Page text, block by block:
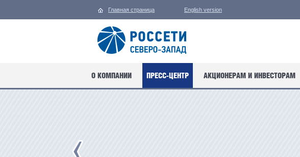
Главная страница English version
О КОМПАНИИ ПРЕСС-ЦЕНТР АКЦИОНЕРАМ И ИНВЕСТОРАМ